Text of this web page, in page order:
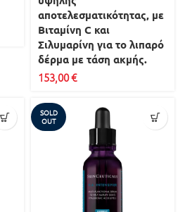
αποτελεσματικότητας, με
Βιταμίνη C και
Σιλυμαρίνη για το λιπαρό
δέρμα με τάση ακμής.
153,00€
SOLD
OUT